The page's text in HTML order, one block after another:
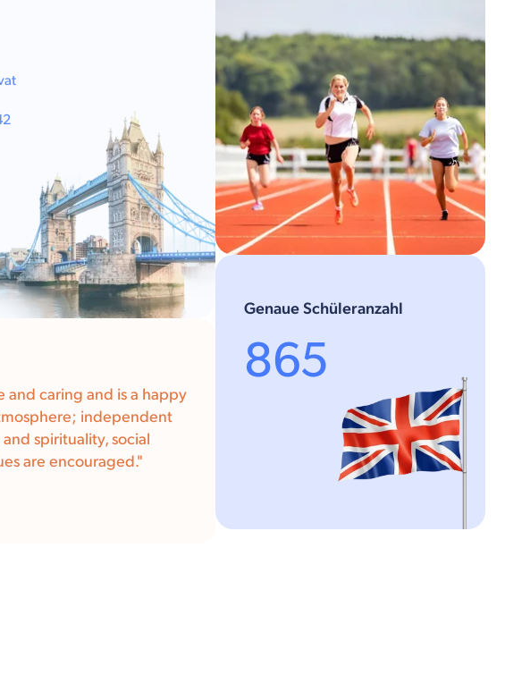
and caring and is a happy
independent
spirituality, social
are encouraged."
Genaue Schüleranzahl
865